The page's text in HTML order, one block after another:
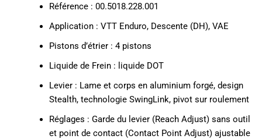
Référence : 00.5018.228.001
Application : VTT Enduro, Descente (DH), VAE
Pistons d’étrier : 4 pistons
Liquide de Frein : liquide DOT
Levier : Lame et corps en aluminium forgé, design
Stealth, technologie SwingLink, pivot sur roulement
Réglages : Garde du levier (Reach Adjust) sans outil
et point de contact (Contact Point Adjust) ajustable